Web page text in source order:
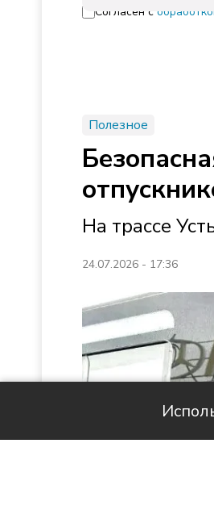
Согласен с
Полезное
На трассе
24.07.2026 - 17:36